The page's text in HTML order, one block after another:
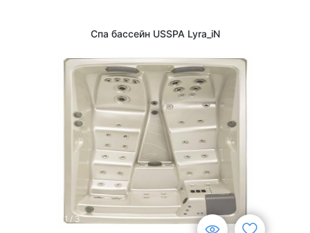
Спа бассейн USSPA Lyra_iN
1 / 3